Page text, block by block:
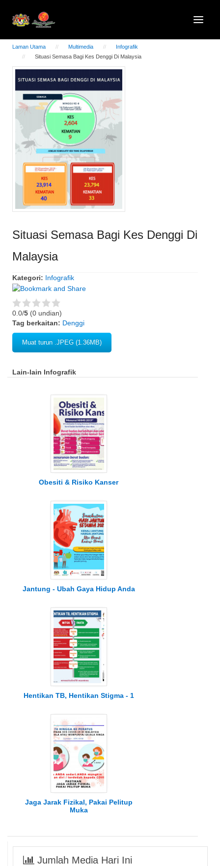
Laman Utama Multimedia
Infografik
Situasi Semasa Bagi Kes Denggi Di Malaysia
Situasi Semasa Bagi Kes Denggi Di
Malaysia
Kategori: Infografik
0.0/5 (0 undian)
Tag berkaitan: Denggi
Muat turun .JPEG (1.36MB)
Lain-lain Infografik
Obesiti & Risiko Kanser
Jantung - Ubah Gaya Hidup Anda
Hentikan TB, Hentikan Stigma - 1
Jaga Jarak Fizikal, Pakai Pelitup
Muka
Jumlah Media Hari Ini